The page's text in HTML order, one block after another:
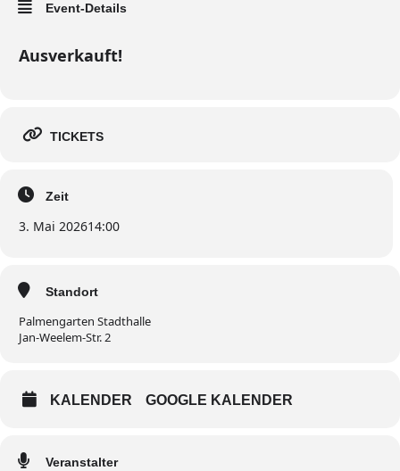
Event-Details
Ausverkauft!
TICKETS
Zeit
3. Mai 202614:00
Standort
Palmengarten Stadthalle
Jan-Weelem-Str. 2
KALENDER GOOGLE KALENDER
Veranstalter